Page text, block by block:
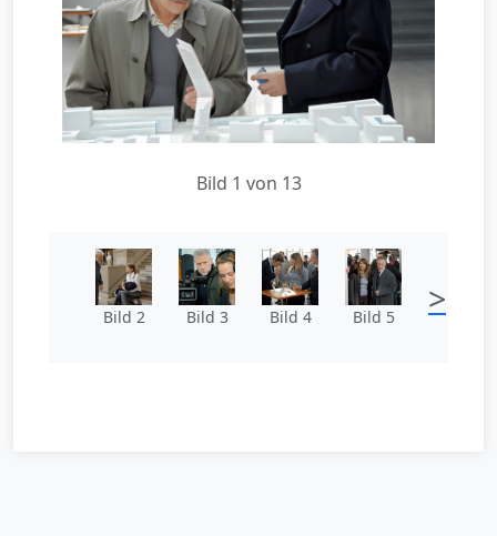
Bild 1 von 13
Bild 2 Bild 3 Bild 4 Bild 5 >